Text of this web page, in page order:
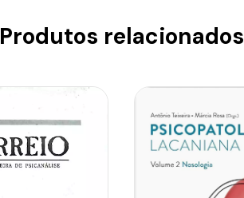
Produtos relacionados